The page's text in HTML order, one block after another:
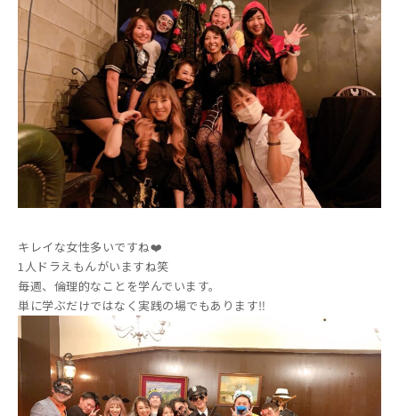
キレイな女性多いですね❤️
1人ドラえもんがいますね笑
毎週、倫理的なことを学んでいます。
単に学ぶだけではなく実践の場でもあります‼️